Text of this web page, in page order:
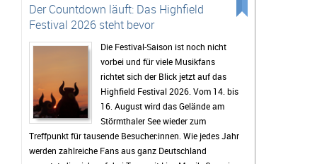
Der Countdown läuft: Das Highfield
Festival 2026 steht bevor
Die Festival-Saison ist noch nicht
vorbei und für viele Musikfans
richtet sich der Blick jetzt auf das
Highfield Festival 2026. Vom 14. bis
16. August wird das Gelände am
Störmthaler See wieder zum
Treffpunkt für tausende Besucher:innen. Wie jedes Jahr
werden zahlreiche Fans aus ganz Deutschland